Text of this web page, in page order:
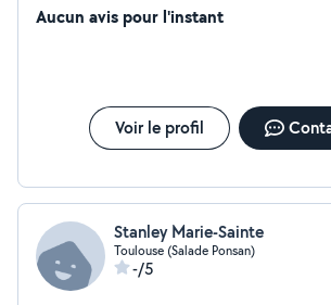
si vous souhaitez vous perfectionner en
Aucun avis pour l'instant
Voir le profil
Stanley Marie-Sainte
Toulouse (Salade Ponsan)
-/5